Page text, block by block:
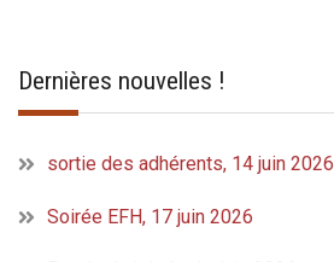
Dernières nouvelles !
sortie des adhérents, 14 juin 2026
Soirée EFH, 17 juin 2026